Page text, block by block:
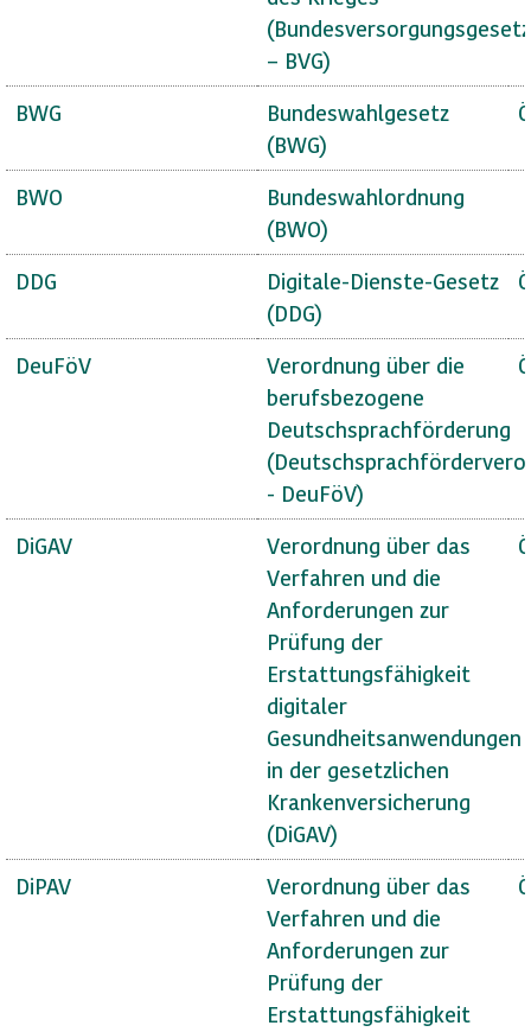
(Bundesversorgungsgesetz
– BVG)
BWG
Bundeswahlgesetz
(BWG)
BWO
Bundeswahlordnung
(BWO)
DDG
Digitale-Dienste-Gesetz
(DDG)
DeuFöV
Verordnung über die
berufsbezogene
Deutschsprachförderung
- DeuFöV)
DiGAV
Verordnung über das
Verfahren und die
Anforderungen zur
Prüfung der
Erstattungsfähigkeit
digitaler
Gesundheitsanwendungen
in der gesetzlichen
Krankenversicherung
(DiGAV)
DiPAV
Verordnung über das
Verfahren und die
Anforderungen zur
Prüfung der
Erstattungsfähigkeit